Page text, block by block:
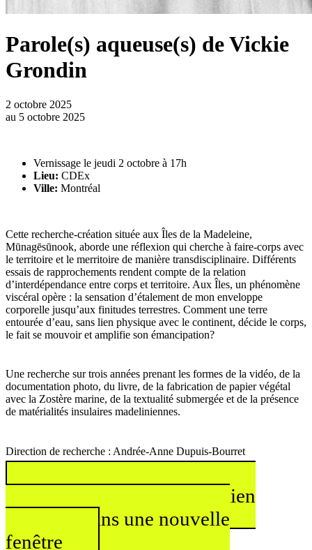
Parole(s) aqueuse(s) de Vickie
Grondin
2 octobre 2025
au 5 octobre 2025
Vernissage le jeudi 2 octobre à 17h
Lieu: CDEx
Ville: Montréal
Cette recherche-création située aux Îles de la Madeleine,
Mūnagēsūnook, aborde une réflexion qui cherche à faire-corps avec
le territoire et le merritoire de manière transdisciplinaire. Différents
essais de rapprochements rendent compte de la relation
d’interdépendance entre corps et territoire. Aux Îles, un phénomène
viscéral opère : la sensation d’étalement de mon enveloppe
corporelle jusqu’aux finitudes terrestres. Comment une terre
entourée d’eau, sans lien physique avec le continent, décide le corps,
le fait se mouvoir et amplifie son émancipation?
Une recherche sur trois années prenant les formes de la vidéo, de la
documentation photo, du livre, de la fabrication de papier végétal
avec la Zostère marine, de la textualité submergée et de la présence
de matérialités insulaires madeliniennes.
Direction de recherche : Andrée-Anne Dupuis-Bourret
Ce lien
s'ouvrira dans une nouvelle
fenêtre